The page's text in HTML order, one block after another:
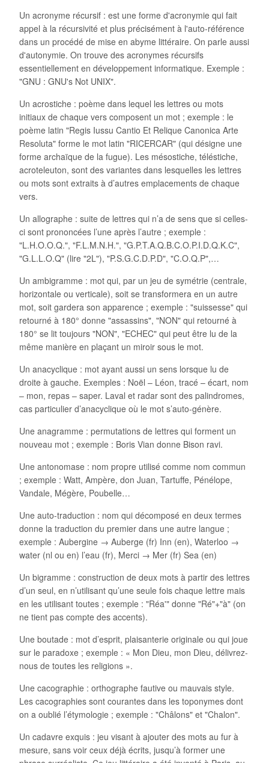
Un acronyme récursif : est une forme d'acronymie qui fait
appel à la récursivité et plus précisément à l'auto-référence
dans un procédé de mise en abyme littéraire. On parle aussi
d'autonymie. On trouve des acronymes récursifs
essentiellement en développement informatique. Exemple :
"GNU : GNU's Not UNIX".
Un acrostiche : poème dans lequel les lettres ou mots
initiaux de chaque vers composent un mot ; exemple : le
poème latin "Regis Iussu Cantio Et Relique Canonica Arte
Resoluta" forme le mot latin "RICERCAR" (qui désigne une
forme archaïque de la fugue). Les mésostiche, téléstiche,
acroteleuton, sont des variantes dans lesquelles les lettres
ou mots sont extraits à d’autres emplacements de chaque
vers.
Un allographe : suite de lettres qui n’a de sens que si celles-
ci sont prononcées l’une après l’autre ; exemple :
"L.H.O.O.Q.", "F.L.M.N.H.", "G.P.T.A.Q.B.C.O.P.I.D.Q.K.C",
"G.L.L.O.Q" (lire "2L"), "P.S.G.C.D.P.D", "C.O.Q.P",…
Un ambigramme : mot qui, par un jeu de symétrie (centrale,
horizontale ou verticale), soit se transformera en un autre
mot, soit gardera son apparence ; exemple : "suissesse" qui
retourné à 180° donne "assassins", "NON" qui retourné à
180° se lit toujours "NON", "ECHEC" qui peut être lu de la
même manière en plaçant un miroir sous le mot.
Un anacyclique : mot ayant aussi un sens lorsque lu de
droite à gauche. Exemples : Noël – Léon, tracé – écart, nom
– mon, repas – saper. Laval et radar sont des palindromes,
cas particulier d’anacyclique où le mot s’auto-génère.
Une anagramme : permutations de lettres qui forment un
nouveau mot ; exemple : Boris Vian donne Bison ravi.
Une antonomase : nom propre utilisé comme nom commun
; exemple : Watt, Ampère, don Juan, Tartuffe, Pénélope,
Vandale, Mégère, Poubelle…
Une auto-traduction : nom qui décomposé en deux termes
donne la traduction du premier dans une autre langue ;
exemple : Aubergine → Auberge (fr) Inn (en), Waterloo →
water (nl ou en) l’eau (fr), Merci → Mer (fr) Sea (en)
Un bigramme : construction de deux mots à partir des lettres
d’un seul, en n’utilisant qu’une seule fois chaque lettre mais
en les utilisant toutes ; exemple : "Réa'" donne "Ré"+"à" (on
ne tient pas compte des accents).
Une boutade : mot d’esprit, plaisanterie originale ou qui joue
sur le paradoxe ; exemple : « Mon Dieu, mon Dieu, délivrez-
nous de toutes les religions ».
Une cacographie : orthographe fautive ou mauvais style.
Les cacographies sont courantes dans les toponymes dont
on a oublié l’étymologie ; exemple : "Châlons" et "Chalon".
Un cadavre exquis : jeu visant à ajouter des mots au fur à
mesure, sans voir ceux déjà écrits, jusqu’à former une